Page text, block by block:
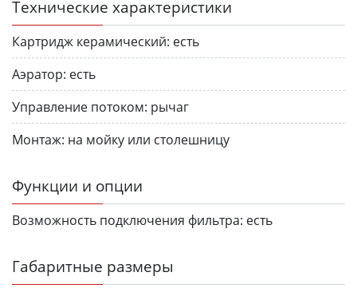
Технические характеристики
Картридж керамический: есть
Аэратор: есть
Управление потоком: рычаг
Монтаж: на мойку или столешницу
Функции и опции
Возможность подключения фильтра: есть
Габаритные размеры